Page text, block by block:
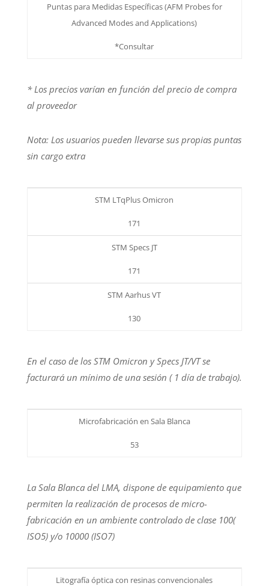
Puntas para Medidas Específicas (AFM Probes for
Advanced Modes and Applications)
*Consultar
* Los precios varían en función del precio de compra
al proveedor
Nota: Los usuarios pueden llevarse sus propias puntas
sin cargo extra
STM LTqPlus Omicron
171
STM Specs JT
171
STM Aarhus VT
130
En el caso de los STM Omicron y Specs JT/VT se
facturará un mínimo de una sesión ( 1 día de trabajo).
Microfabricación en Sala Blanca
53
La Sala Blanca del LMA, dispone de equipamiento que
permiten la realización de procesos de micro-
fabricación en un ambiente controlado de clase 100(
ISO5) y/o 10000 (ISO7)
Litografía óptica con resinas convencionales